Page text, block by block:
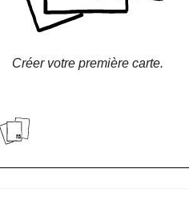
Créer votre première carte.